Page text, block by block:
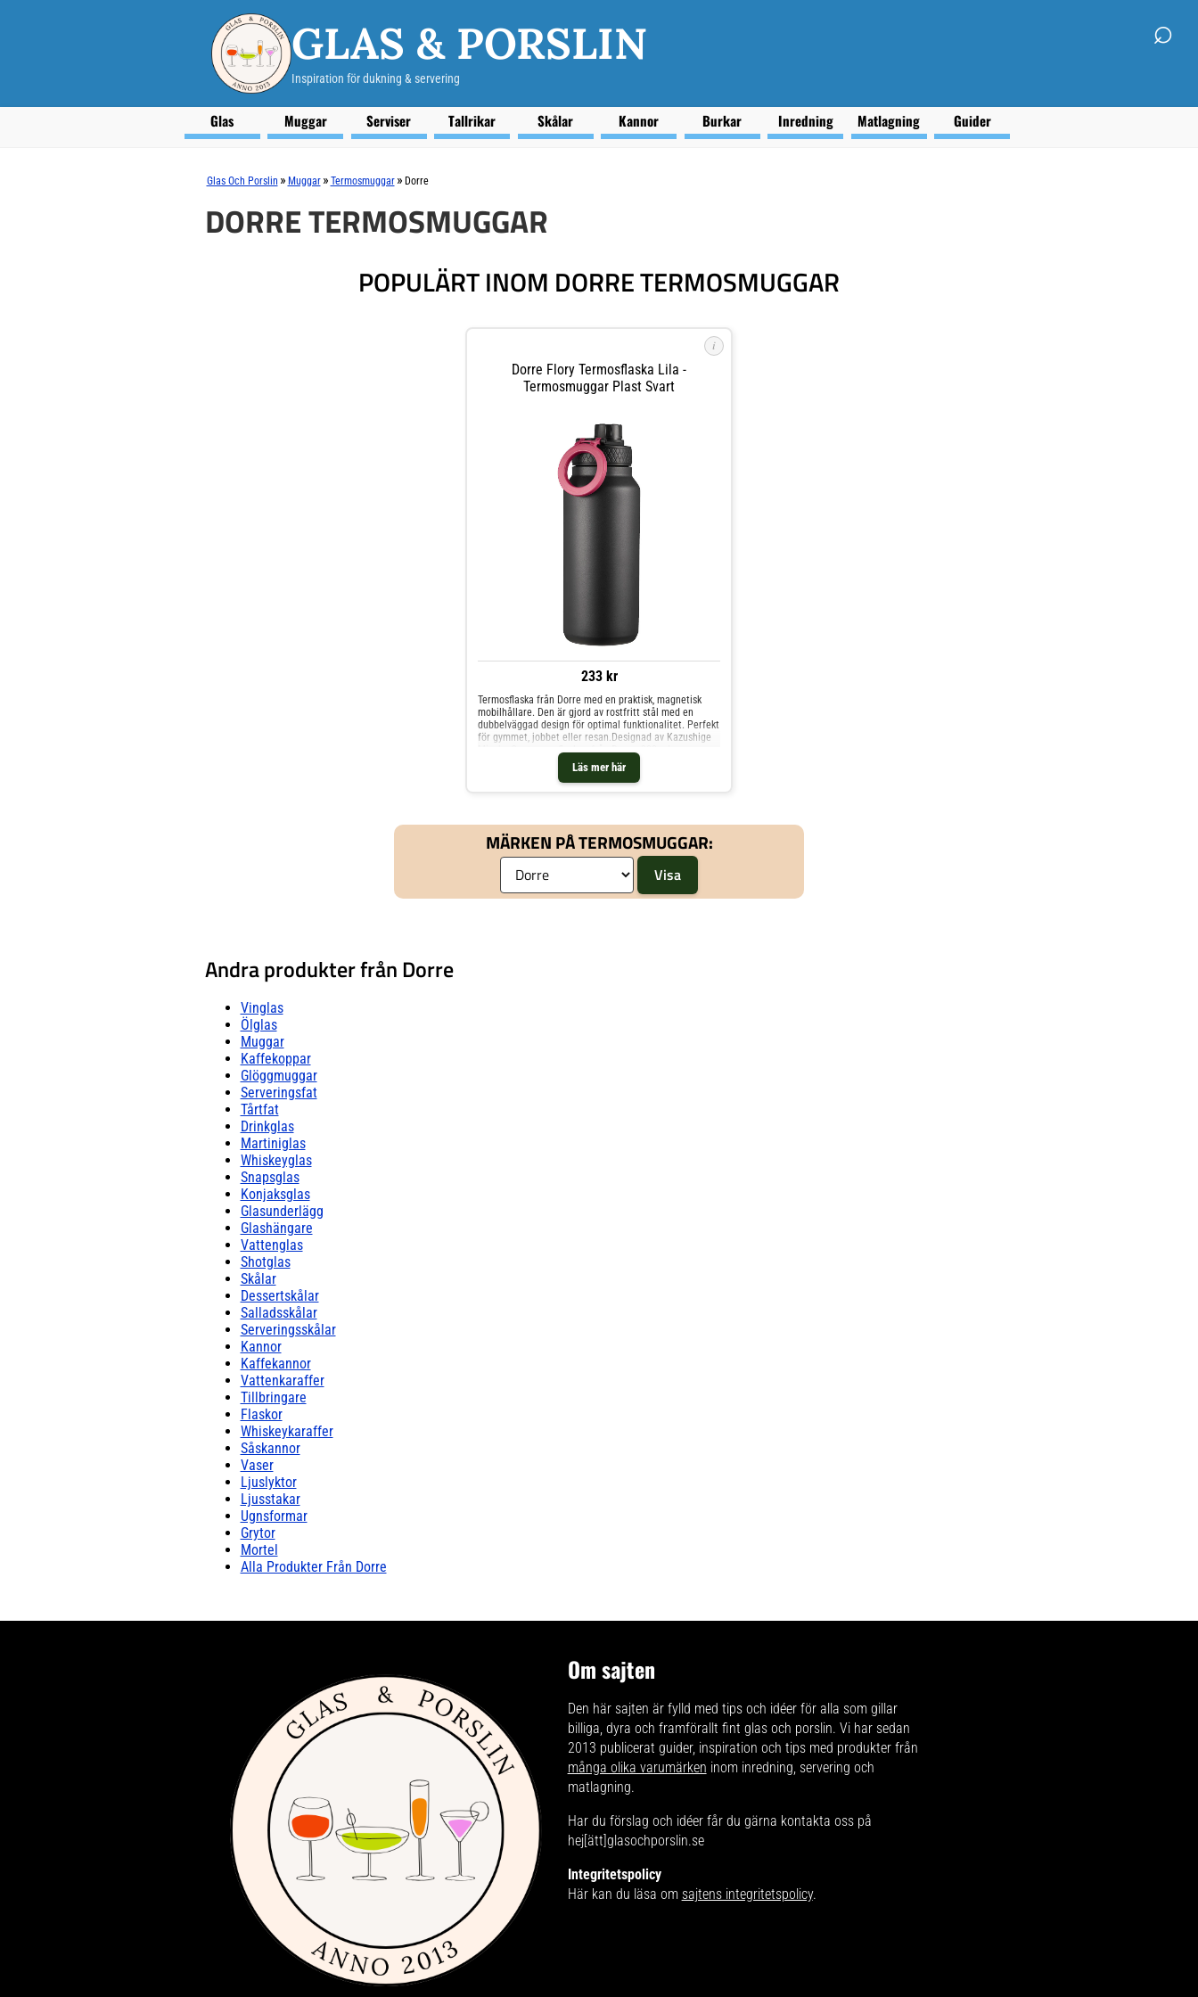
GLAS & PORSLIN
Inspiration för dukning & servering
⌕
Glas Muggar Serviser Tallrikar Skålar Kannor Burkar Inredning Matlagning Guider
Glas Och Porslin » Muggar » Termosmuggar » Dorre
DORRE TERMOSMUGGAR
POPULÄRT INOM DORRE TERMOSMUGGAR
i
Dorre Flory Termosflaska Lila -
Termosmuggar Plast Svart
233 kr
Läs mer här
Termosflaska från Dorre med en praktisk, magnetisk
mobilhållare. Den är gjord av rostfritt stål med en
dubbelväggad design för optimal funktionalitet. Perfekt
för gymmet, jobbet eller resan.Designad av Kazushige
Miyake.Om termosflaskan från Dorre- 900 ml.-
Behändigt handtag.- Enkel att använda och rengöra.-
Höjd: 26 cm.- Diameter: 9 cm.Skötselråd för
termosflaskan- Handdisk rekommenderas. Shoppa
MÄRKEN PÅ TERMOSMUGGAR:
Andra produkter från Dorre
Vinglas
Ölglas
Muggar
Kaffekoppar
Glöggmuggar
Serveringsfat
Tårtfat
Drinkglas
Martiniglas
Whiskeyglas
Snapsglas
Konjaksglas
Glasunderlägg
Glashängare
Vattenglas
Shotglas
Skålar
Dessertskålar
Salladsskålar
Serveringsskålar
Kannor
Kaffekannor
Vattenkaraffer
Tillbringare
Flaskor
Whiskeykaraffer
Såskannor
Vaser
Ljuslyktor
Ljusstakar
Ugnsformar
Grytor
Mortel
Alla Produkter Från Dorre
Om sajten
Den här sajten är fylld med tips och idéer för alla som gillar
billiga, dyra och framförallt fint glas och porslin. Vi har sedan
2013 publicerat guider, inspiration och tips med produkter från
många olika varumärken inom inredning, servering och
matlagning.
Har du förslag och idéer får du gärna kontakta oss på
hej[ätt]glasochporslin.se
Integritetspolicy
Här kan du läsa om sajtens integritetspolicy.